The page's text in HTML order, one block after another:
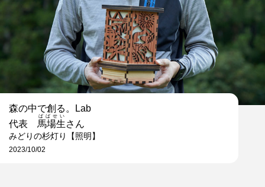
森の中で創る。Lab
代表 馬場生
ばばせい
さん
みどりの杉灯り【照明】
2023/10/02